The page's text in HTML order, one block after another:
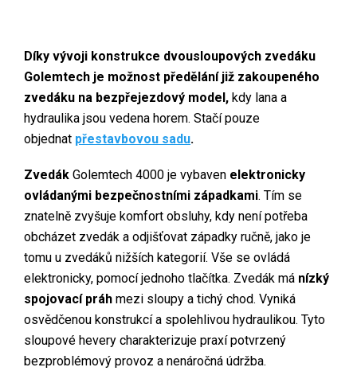
Díky vývoji konstrukce dvousloupových zvedáku
Golemtech je možnost předělání již zakoupeného
zvedáku na bezpřejezdový model, kdy lana a
hydraulika jsou vedena horem. Stačí pouze
objednat přestavbovou sadu.
Zvedák Golemtech 4000 je vybaven elektronicky
ovládanými bezpečnostními západkami. Tím se
znatelně zvyšuje komfort obsluhy, kdy není potřeba
obcházet zvedák a odjišťovat západky ručně, jako je
tomu u zvedáků nižších kategorií. Vše se ovládá
elektronicky, pomocí jednoho tlačítka. Zvedák má nízký
spojovací práh mezi sloupy a tichý chod. Vyniká
osvědčenou konstrukcí a spolehlivou hydraulikou. Tyto
sloupové hevery charakterizuje praxí potvrzený
bezproblémový provoz a nenáročná údržba.